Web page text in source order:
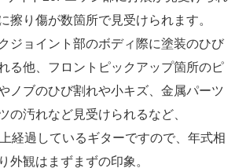
擦り傷が数箇所で見受けられます。
ジョイント部のボディ際に塗装のひび
る他、フロントピックアップ箇所のピ
ノブのひび割れや小キズ、金属パーツ
の汚れなど見受けられるなど、
経過しているギターですので、年式相
外観はまずまずの印象。